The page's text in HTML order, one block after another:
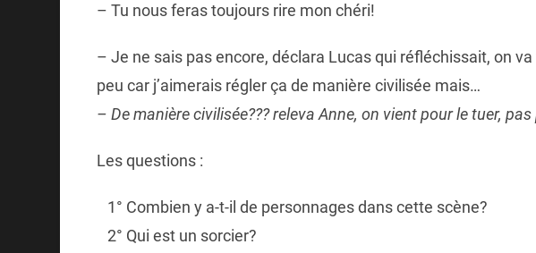
– Tu nous feras toujours rire mon chéri!
– Je ne sais pas encore, déclara Lucas qui réfléchissait, on
peu car j’aimerais régler ça de manière civilisée mais…
– De manière civilisée??? releva Anne, on vient pour le tuer,
Les questions :
1° Combien y a-t-il de personnages dans cette scène?
2° Qui est un sorcier?